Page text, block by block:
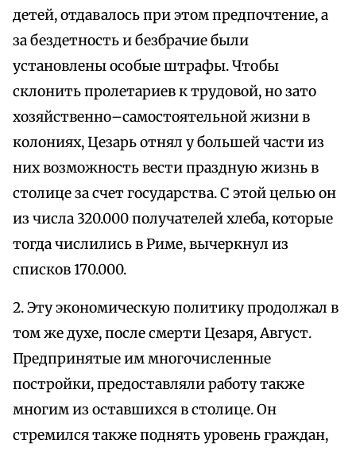
детей, отдавалось при этом предпочтение, а
за бездетность и безбрачие были
установлены особые штрафы. Чтобы
склонить пролетариев к трудовой, но зато
хозяйственно–самостоятельной жизни в
колониях, Цезарь отнял у большей части из
них возможность вести праздную жизнь в
столице за счет государства. С этой целью он
из числа 320.000 получателей хлеба, которые
тогда числились в Риме, вычеркнул из
списков 170.000.
2. Эту экономическую политику продолжал в
том же духе, после смерти Цезаря, Август.
Предпринятые им многочисленные
постройки, предоставляли работу также
многим из оставшихся в столице. Он
стремился также поднять уровень граждан,